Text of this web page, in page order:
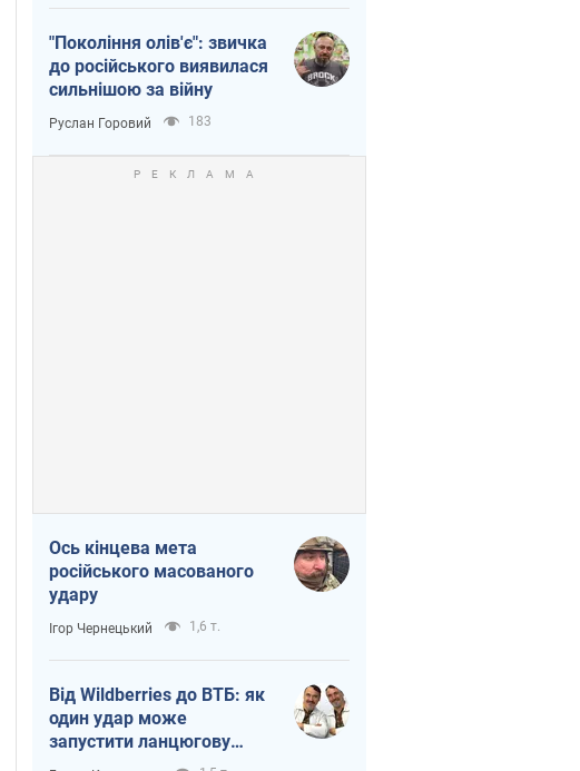
"Покоління олів'є": звичка
до російського виявилася
сильнішою за війну
Руслан Горовий 183
Ось кінцева мета
російського масованого
удару
Ігор Чернецький 1,6 т.
Від Wildberries до ВТБ: як
один удар може
запустити ланцюгову
реакцію в Росії